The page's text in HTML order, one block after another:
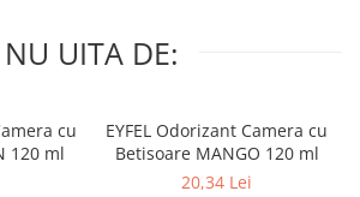
NU UITA DE:
cu
120 ml
EYFEL Odorizant Camera cu
Betisoare MANGO 120 ml
20,34 Lei